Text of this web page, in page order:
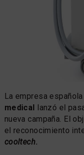
La empresa
medical
lanzó el
nueva campaña. El
el reconocimiento
cooltech.